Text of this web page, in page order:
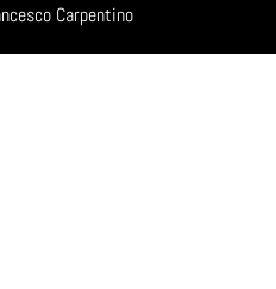
Carpentino